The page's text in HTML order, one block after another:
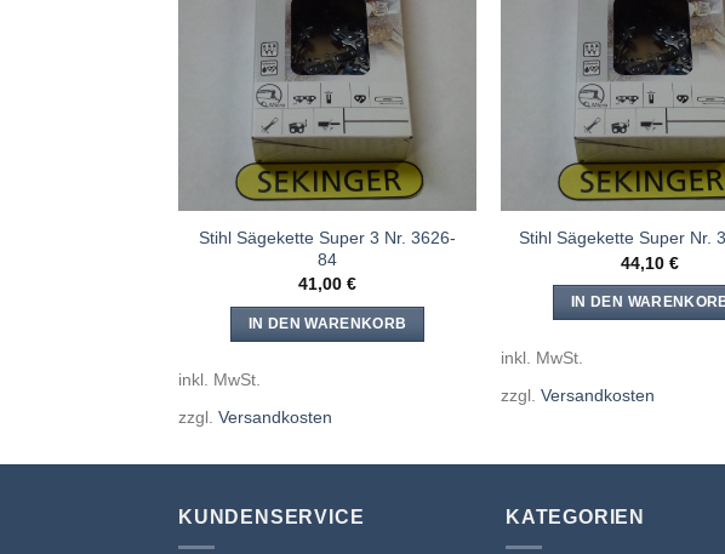
Sägen
hinzufügen
Stihl Sägekette Super 3 Nr. 3626-
84
41,00€
IN DEN WARENKORB
inkl. MwSt.
zzgl. Versandkosten
Stihl Sägekette Super Nr.
44,10€
IN DEN
inkl. MwSt.
zzgl.Versandkosten
KUNDENSERVICE KATEGORIEN